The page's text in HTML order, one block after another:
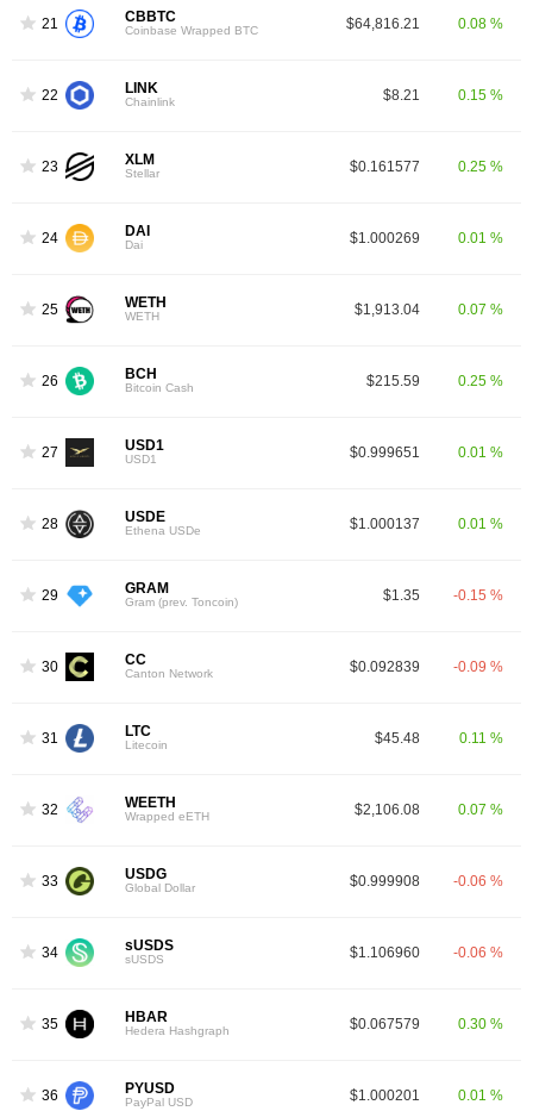
21 CBBTC
Coinbase Wrapped BTC $64,816.21 0.08 %
22 LINK
Chainlink $8.21 0.15 %
23 XLM
Stellar $0.161577 0.25 %
24 DAI
Dai $1.000269 0.01 %
25 WETH
WETH $1,913.04 0.07 %
26 BCH
Bitcoin Cash $215.59 0.25 %
27 USD1
USD1 $0.999651 0.01 %
28 USDE
Ethena USDe $1.000137 0.01 %
29 GRAM
Gram (prev. Toncoin) $1.35 -0.15 %
30 CC
Canton Network $0.092839 -0.09 %
31 LTC
Litecoin $45.48 0.11 %
32 WEETH
Wrapped eETH $2,106.08 0.07 %
33 USDG
Global Dollar $0.999908 -0.06 %
34 sUSDS
sUSDS $1.106960 -0.06 %
35 HBAR
Hedera Hashgraph $0.067579 0.30 %
36 PYUSD
PayPal USD $1.000201 0.01 %